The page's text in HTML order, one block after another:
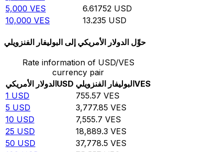
5,000 VES 6.61752 USD
10,000 VES 13.235 USD
حوِّل الدولار الأمريكي إلى البوليفار الفنزويلي
Rate information of USD/VES
currency pair
الدولار الأمريكيUSD البوليفار الفنزويليVES
1 USD 755.57 VES
5 USD 3,777.85 VES
10 USD 7,555.7 VES
25 USD 18,889.3 VES
50 USD 37,778.5 VES